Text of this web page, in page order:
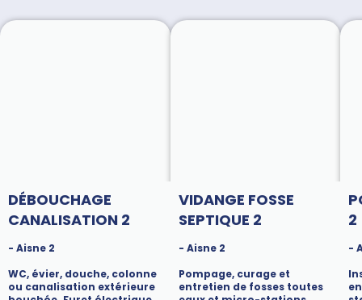
DÉBOUCHAGE
CANALISATION 2
- Aisne 2
WC, évier, douche, colonne
ou canalisation extérieure
VIDANGE FOSSE
SEPTIQUE 2
- Aisne 2
Pompage, curage et
entretien de fosses toutes
2
-